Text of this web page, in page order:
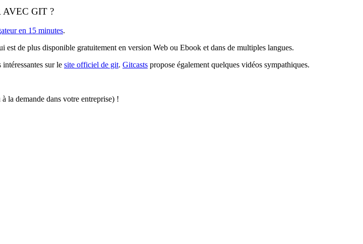
AVEC GIT ?
en 15 minutes.
est de plus disponible gratuitement en version Web ou Ebook et dans de multiples langues.
sur le site officiel de git. Gitcasts propose également quelques vidéos sympathiques.
la demande dans votre entreprise) !